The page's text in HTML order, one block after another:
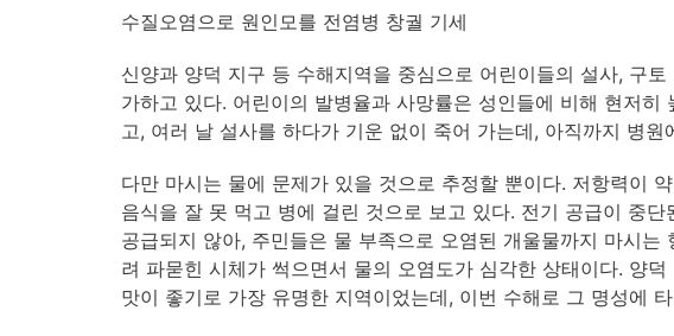
수질오염으로 원인모를 전염병 창궐 기세
신양과 양덕 지구 등 수해지역을 중심으로 어린이들의 설사, 구
가하고 있다. 어린이의 발병율과 사망률은 성인들에 비해 현저
고, 여러 날 설사를 하다가 기운 없이 죽어 가는데, 아직까지 병
다만 마시는 물에 문제가 있을 것으로 추정할 뿐이다. 저항력이
음식을 잘 못 먹고 병에 걸린 것으로 보고 있다. 전기 공급이 중
공급되지 않아, 주민들은 물 부족으로 오염된 개울물까지 마시는
려 파묻힌 시체가 썩으면서 물의 오염도가 심각한 상태이다. 양
맛이 좋기로 가장 유명한 지역이었는데, 이번 수해로 그 명성에